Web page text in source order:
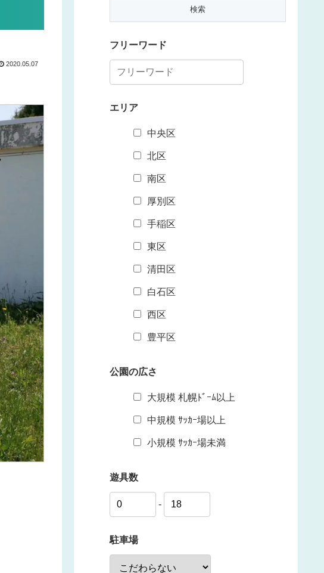
2020.05.07
フリーワード
エリア
中央区
北区
南区
厚別区
手稲区
東区
清田区
白石区
西区
豊平区
公園の広さ
大規模 札幌ﾄﾞｰﾑ以上
中規模 ｻｯｶｰ場以上
小規模 ｻｯｶｰ場未満
遊具数
-
駐車場